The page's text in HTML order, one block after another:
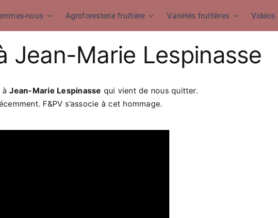
nous Agroforesterie fruitière Variétés fruitières Vidéos
Jean-Marie Lespinasse
àJean-Marie Lespinasse qui vient de nous quitter.
F&PV s’associe à cet hommage.